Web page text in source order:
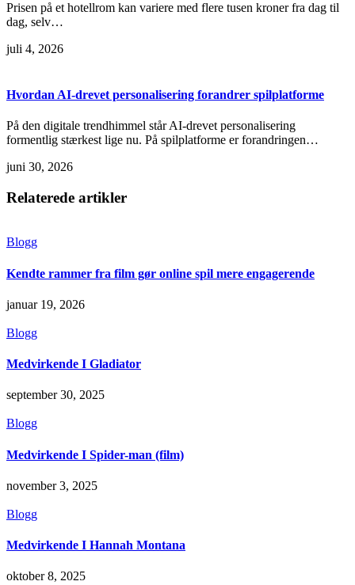
Prisen på et hotellrom kan variere med flere tusen kroner fra dag til
dag, selv…
juli 4, 2026
Hvordan AI-drevet personalisering forandrer spilplatforme
På den digitale trendhimmel står AI-drevet personalisering
formentlig stærkest lige nu. På spilplatforme er forandringen…
juni 30, 2026
Relaterede artikler
Blogg
Kendte rammer fra film gør online spil mere engagerende
januar 19, 2026
Blogg
Medvirkende I Gladiator
september 30, 2025
Blogg
Medvirkende I Spider-man (film)
november 3, 2025
Blogg
Medvirkende I Hannah Montana
oktober 8, 2025